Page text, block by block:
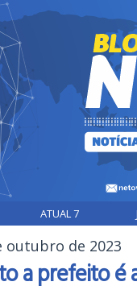
ATUAL 7
outubro de 2023
a prefeito é